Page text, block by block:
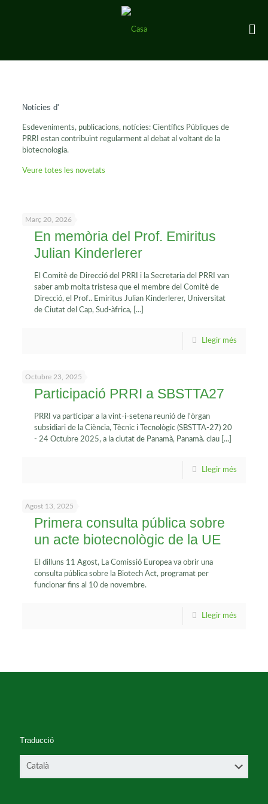
Notícies d'
Esdeveniments, publicacions, notícies: Científics Públiques de
PRRI estan contribuint regularment al debat al voltant de la
biotecnologia.
Veure totes les novetats
Març 20, 2026
En memòria del Prof. Emiritus
Julian Kinderlerer
El Comitè de Direcció del PRRI i la Secretaria del PRRI van
saber amb molta tristesa que el membre del Comitè de
Direcció, el Prof.. Emiritus Julian Kinderlerer, Universitat
de Ciutat del Cap, Sud-àfrica, [...]
Llegir més
Octubre 23, 2025
Participació PRRI a SBSTTA27
PRRI va participar a la vint-i-setena reunió de l'òrgan
subsidiari de la Ciència, Tècnic i Tecnològic (SBSTTA-27) 20
- 24 Octubre 2025, a la ciutat de Panamà, Panamà. clau[...]
Llegir més
Agost 13, 2025
Primera consulta pública sobre
un acte biotecnològic de la UE
El dilluns 11 Agost, La Comissió Europea va obrir una
consulta pública sobre la Biotech Act, programat per
funcionar fins al 10 de novembre.
Llegir més
Traducció